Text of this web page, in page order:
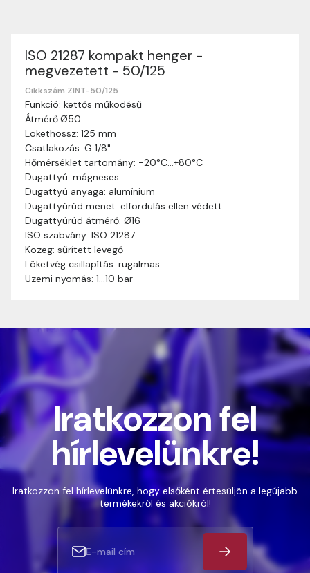
ISO 21287 kompakt henger -
megvezetett - 50/125
Cikkszám ZINT-50/125
Funkció: kettős működésű
Átmérő:Ø50
Lökethossz: 125 mm
Csatlakozás: G 1/8"
Hőmérséklet tartomány: -20°C…+80°C
Dugattyú: mágneses
Dugattyú anyaga: alumínium
Dugattyúrúd menet: elfordulás ellen védett
Dugattyúrúd átmérő: Ø16
ISO szabvány: ISO 21287
Közeg: sűrített levegő
Löketvég csillapítás: rugalmas
Üzemi nyomás: 1…10 bar
Szállítási információk
Nagyon köszönjük, hogy webshopunkat választottátok
vásárlásaitokhoz. Az alábbiakban megtaláljátok szállítási
információinkat, hogy a vásárlásotok gördülékenyen és
zökkenőmentesen történhessen.
Szállítási idő:
munkanapon belül kézbesítjük. Amennyiben
valamilyen okból kifolyólag a szállítás hosszabb
ideig tart, előre értesítünk benneteket.
Szállítási díj: A szállítási díj függ a termék súlyától
és a szállítási cím távolságától. A pontos szállítási
díjat a vásárlás folyamata során megtekinthetitek,
mielőtt a rendelést véglegesítitek.
Iratkozzon fel
hírlevelünkre!
Iratkozzon fel hírlevelünkre, hogy elsőként értesüljön a legújabb
termékekről és akciókról!